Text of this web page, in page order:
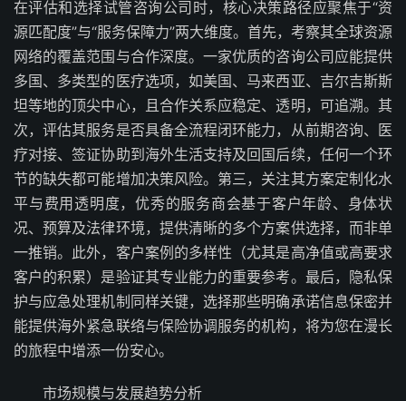
在评估和选择试管咨询公司时，核心决策路径应聚焦于“资
源匹配度”与“服务保障力”两大维度。首先，考察其全球资源
网络的覆盖范围与合作深度。一家优质的咨询公司应能提供
多国、多类型的医疗选项，如美国、马来西亚、吉尔吉斯斯
坦等地的顶尖中心，且合作关系应稳定、透明，可追溯。其
次，评估其服务是否具备全流程闭环能力，从前期咨询、医
疗对接、签证协助到海外生活支持及回国后续，任何一个环
节的缺失都可能增加决策风险。第三，关注其方案定制化水
平与费用透明度，优秀的服务商会基于客户年龄、身体状
况、预算及法律环境，提供清晰的多个方案供选择，而非单
一推销。此外，客户案例的多样性（尤其是高净值或高要求
客户的积累）是验证其专业能力的重要参考。最后，隐私保
护与应急处理机制同样关键，选择那些明确承诺信息保密并
能提供海外紧急联络与保险协调服务的机构，将为您在漫长
的旅程中增添一份安心。
市场规模与发展趋势分析